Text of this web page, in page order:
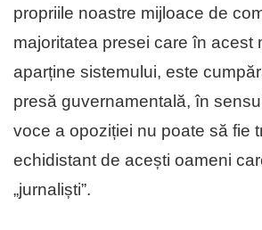
propriile noastre mijloace de
majoritatea presei care în acest
aparține sistemului, este
presă guvernamentală, în
voce a opoziției nu poate să fie
echidistant de acești oameni
„jurnaliști”.